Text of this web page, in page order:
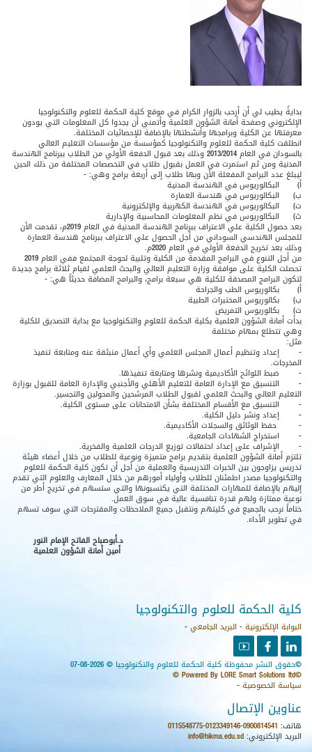
بدايةً يطيب لي أن أرحب بالزوار الكرام في موقع كلية الحكمة للعلوم والتكنولوجيا
الإلكتروني وصفحة أمانة الشؤون العلمية وأتمني أن يجدوا كل المعلومات التي يودون
معرفتها عن الكلية وبرامجها وأنشطتها بالإضافة للإحصائيات المختلفة.
انطلقت كلية الحكمة للعلوم والتكنولوجيا كمؤسسة من مؤسسات التعليم العالي
بالسودان في العام 2013/2014 وذلك بعد قبول الدفعة الأولي من الطلاب ببرنامج الهندسة
المدنية ومن ثم استمرت في العمل بقبول طلاب في التخصصات المختلفة من ذلك الحين
ليبلغ عدد البرامج المفعلة الأن وبها طلاب إلى أربعة برامج وهي: -
أ‌) البكالوريوس في الهندسة المدنية
ب‌) البكالوريوس في هندسة العمارة
ت‌) البكالوريوس في الهندسة الكهربية والإلكترونية
ث‌) البكالوريوس في نظم المعلومات المحاسبية والإدارية
بعد حصول الكلية علي الاعتراف ببرنامج الهندسة المدنية في العام 2019م، تقدمت الأن
للمجلس الهندسي السوداني من أجل الحصول علي الاعتراف ببرنامج هندسة العمارة
وذلك بعد تخريج الدفعة الأولي في العام 2020م.
من أجل التنوع في البرامج المقدمة من الكلية وتلبية لحوجة المجتمع ففي العام 2019
تحصلت الكلية على موافقة وزارة التعليم العالي والبحث العلمي لقيام ثلاثة برامج جديدة
لتكون البرامج المصدقة للكلية هي سبعة برامج، والبرامج المضافة حديثاً هي: -
أ‌) بكالوريوس الطب والجراحة
ب‌) بكالوريوس المختبرات الطبية
ت‌) بكالوريوس التمريض
بدأت أمانة الشؤون العلمية بكلية الحكمة للعلوم والتكنولوجيا مع بداية التصديق للكلية
وهي تتطلع بمهام مختلفة
مثل:
- إعداد وتنظيم أعمال المجلس العلمي وأي أعمال منبثقة عنه ومتابعة تنفيذ
المخرجات.
- ضبط اللوائح الأكاديمية ونشرها ومتابعة تنفيذها.
- التنسيق مع الإدارة العامة للتعليم الأهلي والأجنبي والإدارة العامة للقبول بوزارة
التعليم العالي والبحث العلمي لقبول الطلاب المرشحين والمحولين والتجسير.
- التنسيق مع الأقسام المختلفة بشأن الامتحانات على مستوى الكلية.
- إعداد ونشر دليل الكلية.
- حفظ الوثائق والسجلات الأكاديمية.
- استخراج الشهادات الجامعية.
- الإشراف على إعداد احتفالات توزيع الدرجات العلمية والفخرية.
تلتزم أمانة الشؤون العلمية بتقديم برامج متميزة ونوعية للطلاب من خلال أعضاء هيئة
تدريس يزاوجون بين الخبرات التدريسية والعملية من أجل أن تكون كلية الحكمة للعلوم
والتكنولوجيا مصدر اطمئنان للطلاب وأولياء أمورهم من خلال المعارف والعلوم التي تقدم
إليهم بالإضافة للمهارات المختلفة التي يكتسبونها والتي ستسهم في تخريج أطر من
نوعية ممتازة ولهم قدرة تنافسية عالية في سوق العمل.
ختاماً نرحب بالجميع في كليتهم ونتقبل جميع الملاحظات والمقترحات التي سوف تسهم
في تطوير الأداء.
د.أبوصباح الفاتح الإمام النور
أمين أمانة الشؤون العلمية
كلية الحكمة للعلوم والتكنولوجيا
البوابة الإلكترونية- البريد الجامعي-
linkedin
facebook
youtube
©حقوق النشر محفوظة كلية الحكمة للعلوم والتكنولوجيا © 2026-08-07
©Powered By LORE Smart Solutions ltd ©
سياسة الخصوصية-
عناوين الإتصال
هاتف: 0115548775-0123349146-0900814541
البريد الإلكتروني:info@hikma.edu.sd